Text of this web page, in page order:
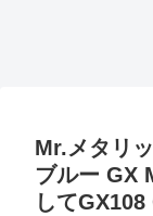
Mr.メタリ
ブルー GX
して